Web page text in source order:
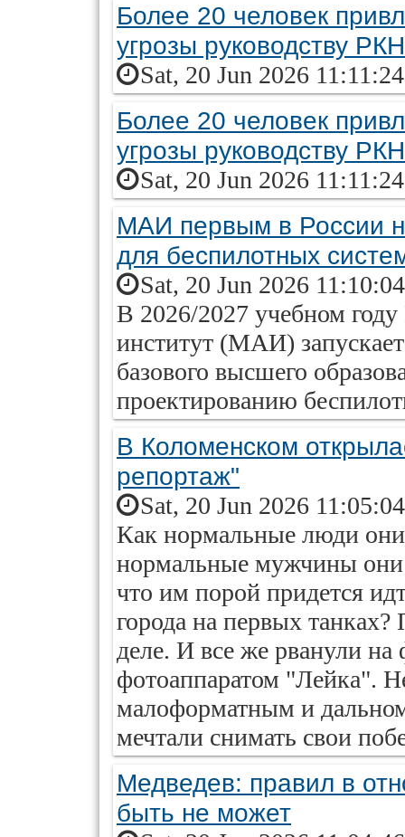
Более 20 человек
угрозы руководству РКН
Sat, 20 Jun 2026
Более 20 человек
угрозы руководству РКН
Sat, 20 Jun 2026
МАИ первым в России
для беспилотных
Sat, 20 Jun 2026
В 2026/2027 учебном
институт (МАИ)
базового высшего
проектированию
В Коломенском
репортаж"
Sat, 20 Jun 2026
Как нормальные люди
нормальные мужчины
что им порой придется
города на первых
деле. И все же рванули
фотоаппаратом "Лейка".
малоформатным и
мечтали снимать свои
Медведев: правил в
быть не может